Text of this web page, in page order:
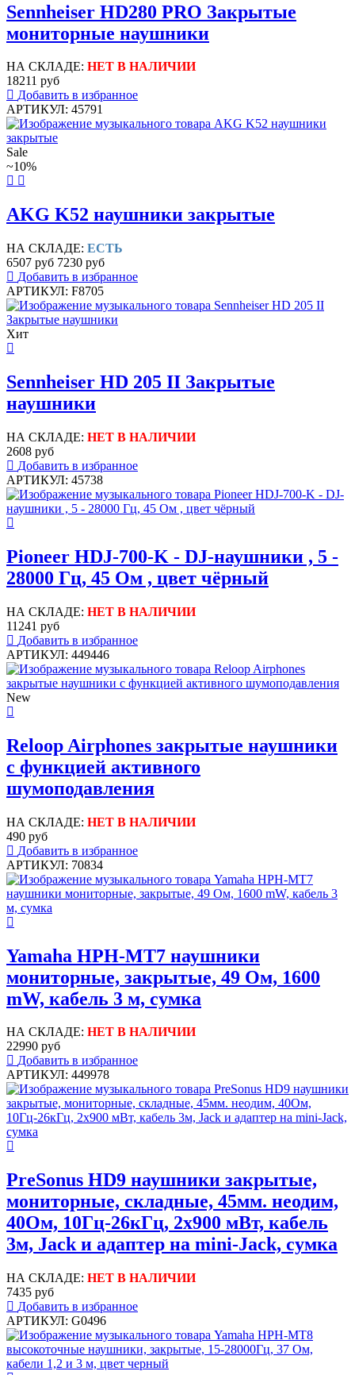
Sennheiser HD280 PRO Закрытые
мониторные наушники
НА СКЛАДЕ: НЕТ В НАЛИЧИИ
18211 руб
Добавить в избранное
АРТИКУЛ: 45791
Sale
~10%
AKG K52 наушники закрытые
НА СКЛАДЕ: ЕСТЬ
6507 руб 7230 руб
Добавить в избранное
АРТИКУЛ: F8705
Хит
Sennheiser HD 205 II Закрытые
наушники
НА СКЛАДЕ: НЕТ В НАЛИЧИИ
2608 руб
Добавить в избранное
АРТИКУЛ: 45738
Pioneer HDJ-700-K - DJ-наушники , 5 -
28000 Гц, 45 Ом , цвет чёрный
НА СКЛАДЕ: НЕТ В НАЛИЧИИ
11241 руб
Добавить в избранное
АРТИКУЛ: 449446
New
Reloop Airphones закрытые наушники
с функцией активного
шумоподавления
НА СКЛАДЕ: НЕТ В НАЛИЧИИ
490 руб
Добавить в избранное
АРТИКУЛ: 70834
Yamaha HPH-MT7 наушники
мониторные, закрытые, 49 Ом, 1600
mW, кабель 3 м, сумка
НА СКЛАДЕ: НЕТ В НАЛИЧИИ
22990 руб
Добавить в избранное
АРТИКУЛ: 449978
PreSonus HD9 наушники закрытые,
мониторные, складные, 45мм. неодим,
40Ом, 10Гц-26кГц, 2x900 мВт, кабель
3м, Jack и адаптер на mini-Jack, сумка
НА СКЛАДЕ: НЕТ В НАЛИЧИИ
7435 руб
Добавить в избранное
АРТИКУЛ: G0496